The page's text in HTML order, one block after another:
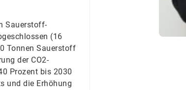
Sauerstoff-
(16
Tonnen Sauerstoff
der CO2-
Prozent bis 2030
und die Erhöhung